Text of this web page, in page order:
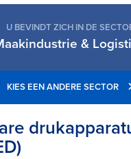
U BEVINDT ZICH IN DE
&
KIES EEN ANDERE SECTOR